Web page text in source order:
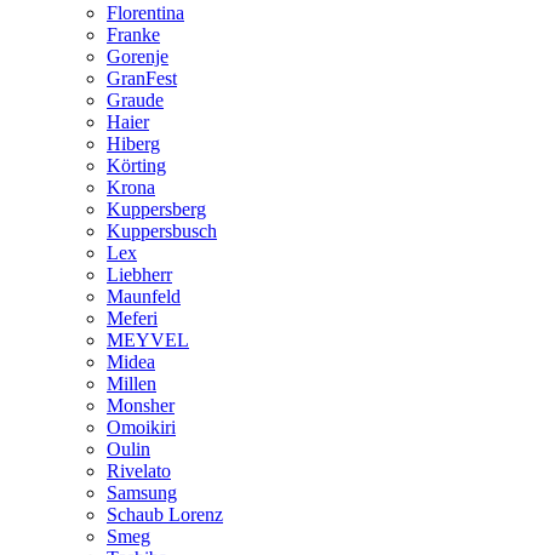
Florentina
Franke
Gorenje
GranFest
Graude
Haier
Hiberg
Körting
Krona
Kuppersberg
Kuppersbusch
Lex
Liebherr
Maunfeld
Meferi
MEYVEL
Midea
Millen
Monsher
Omoikiri
Oulin
Rivelato
Samsung
Schaub Lorenz
Smeg